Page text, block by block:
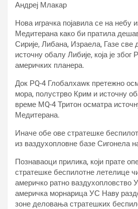
Андреј Млакар
Нова играчка појавила се на небу
Медитерана како би пратила
Сирије, Либана, Израела, Газе све
источну обалу Либије, која је
америчких планера.
Док РQ-4 Глобалхаwк претежно
мора, полустрво Крим и источну
време МQ-4 Тритон осматра
Медитерана.
Иначе обе ове стратешке
из ваздухопловне базе Сигонела
Познаваоци прилика, који прате
стратешке беспилотне летелице
америчко ратно
америчка морнарица УС Навy
зоне деловања стратешких